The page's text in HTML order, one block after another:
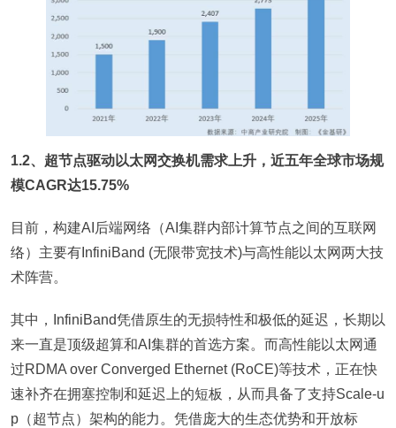
1.2、超节点驱动以太网交换机需求上升，近五年全球市场规
模CAGR达15.75%
目前，构建AI后端网络（AI集群内部计算节点之间的互联网
络）主要有InfiniBand (无限带宽技术)与高性能以太网两大技
术阵营。
其中，InfiniBand凭借原生的无损特性和极低的延迟，长期以
来一直是顶级超算和AI集群的首选方案。而高性能以太网通
过RDMA over Converged Ethernet (RoCE)等技术，正在快
速补齐在拥塞控制和延迟上的短板，从而具备了支持Scale-u
p（超节点）架构的能力。凭借庞大的生态优势和开放标